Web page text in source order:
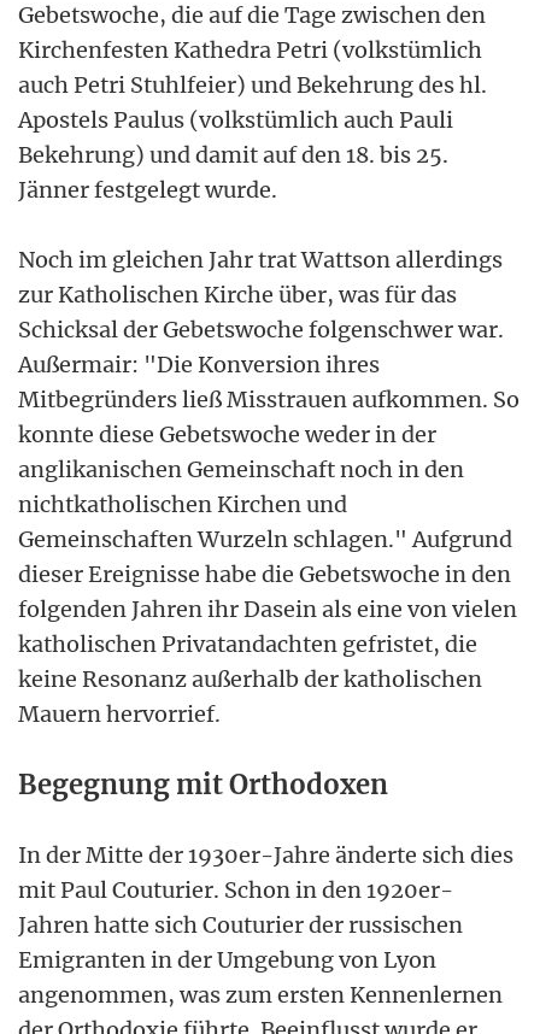
Gebetswoche, die auf die Tage zwischen den
Kirchenfesten Kathedra Petri (volkstümlich
auch Petri Stuhlfeier) und Bekehrung des hl.
Apostels Paulus (volkstümlich auch Pauli
Bekehrung) und damit auf den 18. bis 25.
Jänner festgelegt wurde.
Noch im gleichen Jahr trat Wattson allerdings
zur Katholischen Kirche über, was für das
Schicksal der Gebetswoche folgenschwer war.
Außermair: "Die Konversion ihres
Mitbegründers ließ Misstrauen aufkommen. So
konnte diese Gebetswoche weder in der
anglikanischen Gemeinschaft noch in den
nichtkatholischen Kirchen und
Gemeinschaften Wurzeln schlagen." Aufgrund
dieser Ereignisse habe die Gebetswoche in den
folgenden Jahren ihr Dasein als eine von vielen
katholischen Privatandachten gefristet, die
keine Resonanz außerhalb der katholischen
Mauern hervorrief.
Begegnung mit Orthodoxen
In der Mitte der 1930er-Jahre änderte sich dies
mit Paul Couturier. Schon in den 1920er-
Jahren hatte sich Couturier der russischen
Emigranten in der Umgebung von Lyon
angenommen, was zum ersten Kennenlernen